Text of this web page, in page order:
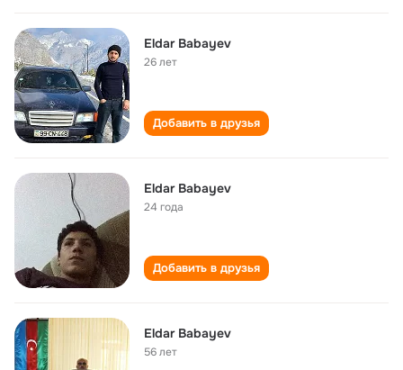
Eldar Babayev
26 лет
Добавить в друзья
Eldar Babayev
24 года
Добавить в друзья
Eldar Babayev
56 лет